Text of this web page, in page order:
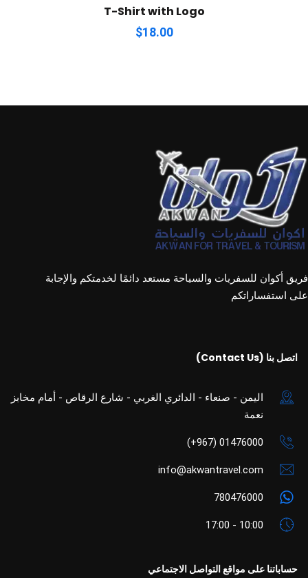
T-Shirt with Logo
$18.00
فريق أكوان للسفريات والسياحة مستعد دائمًا لخدمتكم والإجابة
على استفساراتكم
اتصل بنا (Contact Us)
اليمن - صنعاء - الدائري الغربي - شارع الرقاص - أمام مخابز
نعمة
01476000 (967+)
info@akwantravel.com
780476000
10:00 - 17:00
حساباتنا على مواقع التواصل الاجتماعي